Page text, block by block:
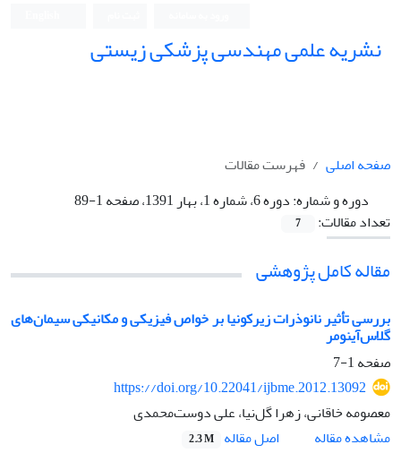
نشریه علمی مهندسی پزشکی زیستی
صفحه اصلی
فهرست مقالات
دوره و شماره:دوره 6، شماره 1، بهار 1391، صفحه 1-89
تعداد مقالات:
7
مقاله کامل پژوهشی
بررسی تأثیر نانوذرات زیرکونیا بر خواص فیزیکی و مکانیکی سیمان‌های
گلاس‌آینومر
صفحه1-7
https://doi.org/10.22041/ijbme.2012.13092
معصومه خاقانی، زهرا گل‌نیا، علی دوست‌محمدی
مشاهده مقاله
اصل مقاله 2.3 M